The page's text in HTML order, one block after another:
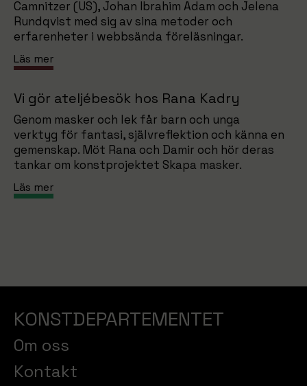
Camnitzer (US), Johan Ibrahim Adam och Jelena
Rundqvist med sig av sina metoder och
erfarenheter i webbsända föreläsningar.
Läs mer
Vi gör ateljébesök hos Rana Kadry
Genom masker och lek får barn och unga
verktyg för fantasi, självreflektion och känna en
gemenskap. Möt Rana och Damir och hör deras
tankar om konstprojektet Skapa masker.
Läs mer
KONSTDEPARTEMENTET
Om oss
Kontakt